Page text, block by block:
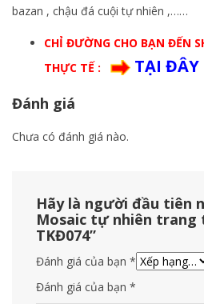
bazan , chậu đá cuội tự nhiên ,……
CHỈ ĐƯỜNG CHO BẠN ĐẾN
THỰC TẾ :
TẠI ĐÂY
Đánh giá
Chưa có đánh giá nào.
Hãy là người đầu tiên
Mosaic tự nhiên trang
TKĐ074”
Đánh giá của bạn *
Đánh giá của bạn *